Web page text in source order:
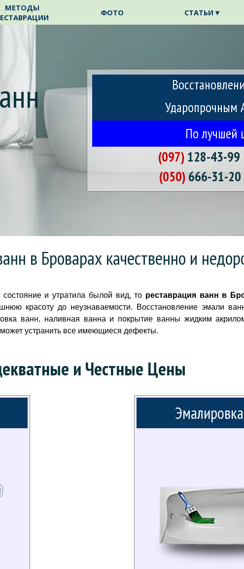
МЕТОДЫ
ФОТО СТАТЬИ ▾
Ударопрочным
По лучшей
(097) 128-43-99
(050) 666-31-20
в Броварах качественно и
и утратила былой вид, то реставрация ванн в
красоту до неузнаваемости. Восстановление эмали
ванн, наливная ванна и покрытие ванны жидким
устранить все имеющиеся дефекты.
и Честные Цены